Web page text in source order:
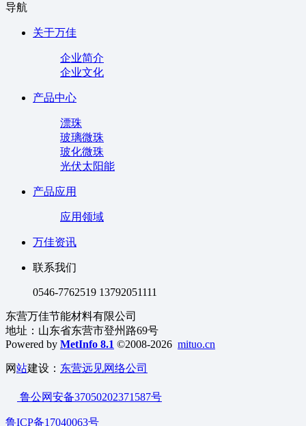
导航
关于万佳
企业简介
企业文化
产品中心
漂珠
玻璃微珠
玻化微珠
光伏太阳能
产品应用
应用领域
万佳资讯
联系我们
0546-7762519 13792051111
东营万佳节能材料有限公司
地址：山东省东营市登州路69号
Powered by MetInfo 8.1 ©2008-2026 mituo.cn
网站建设： 东营远见网络公司
鲁公网安备37050202371587号
鲁ICP备17040063号